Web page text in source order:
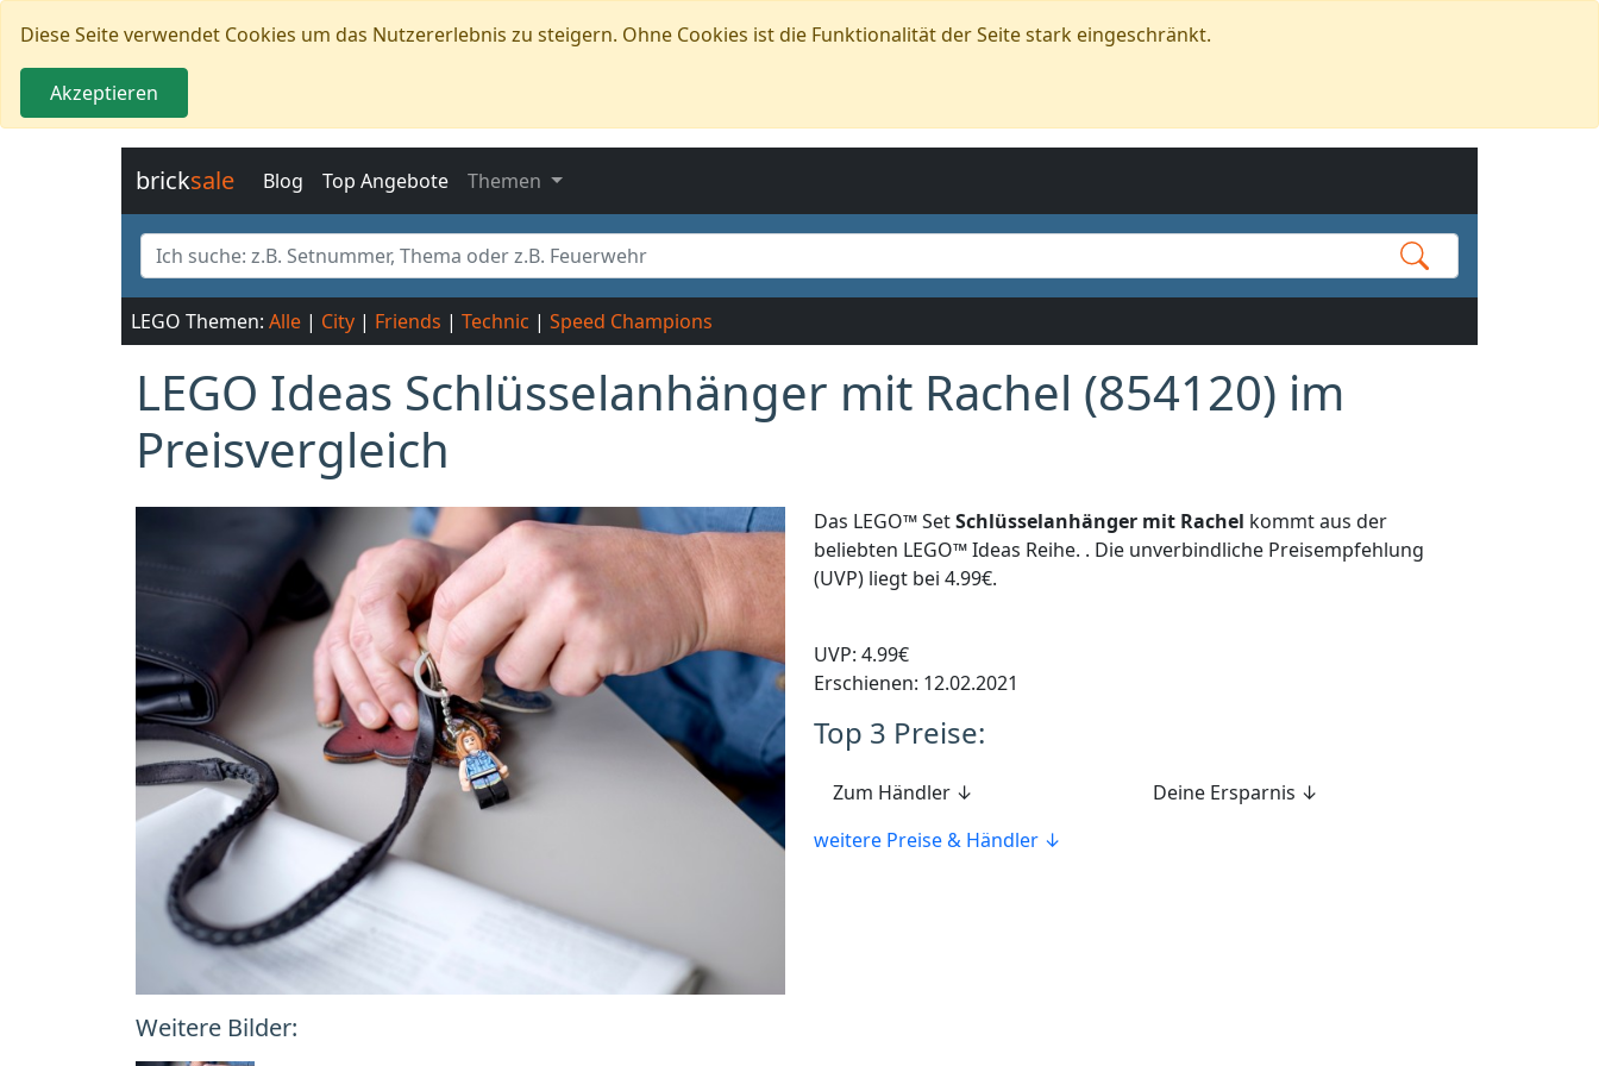
Diese Seite verwendet Cookies um das Nutzererlebnis zu steigern. Ohne Cookies ist die Funktionalität der Seite stark eingeschränkt.
Akzeptieren
bricksale Blog Top Angebote Themen
LEGO Themen: Alle | City | Friends | Technic | Speed Champions
LEGO Ideas Schlüsselanhänger mit Rachel (854120) im
Preisvergleich
Das LEGO™ SetSchlüsselanhänger mit Rachel kommt aus der
beliebten LEGO™ Ideas Reihe. . Die unverbindliche Preisempfehlung
(UVP) liegt bei 4.99€.
UVP: 4.99€
Erschienen: 12.02.2021
Top 3 Preise:
Zum Händler ↓
Deine Ersparnis ↓
weitere Preise & Händler ↓
Weitere Bilder: